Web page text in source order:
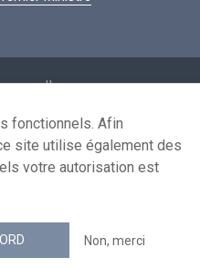
réutilisation
nous
flux RSS
fonctionnels. Afin
site utilise également des
votre autorisation est
Non, merci